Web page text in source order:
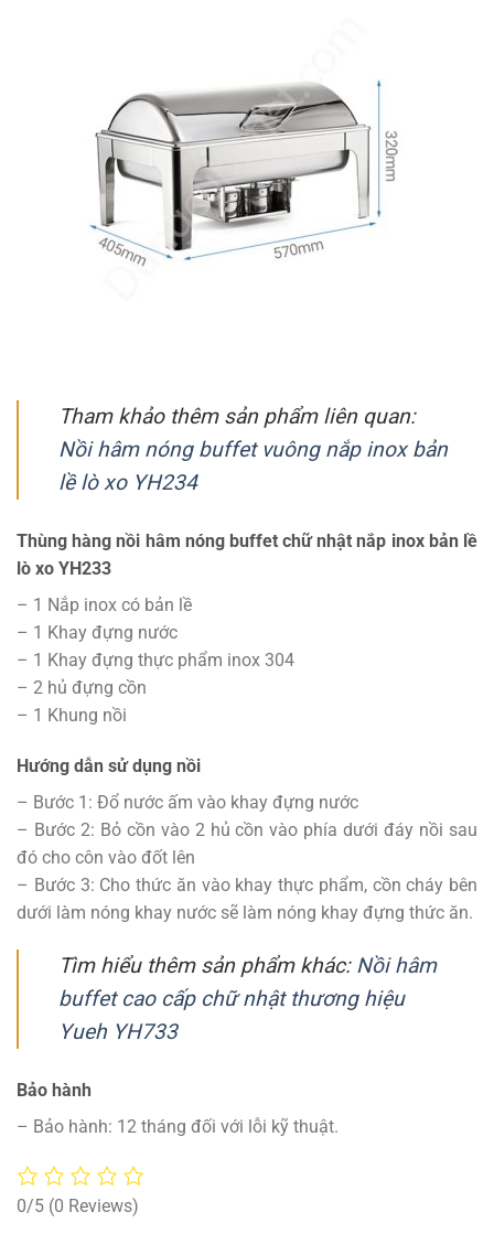
Tham khảo thêm sản phẩm liên quan:
Nồi hâm nóng buffet vuông nắp inox bản
lề lò xo YH234
Thùng hàng nồi hâm nóng buffet chữ nhật nắp inox bản lề
lò xo YH233
– 1 Nắp inox có bản lề
– 1 Khay đựng nước
– 1 Khay đựng thực phẩm inox 304
– 2 hủ đựng cồn
– 1 Khung nồi
Hướng dẫn sử dụng nồi
– Bước 1: Đổ nước ấm vào khay đựng nước
– Bước 2: Bỏ cồn vào 2 hủ cồn vào phía dưới đáy nồi sau
đó cho côn vào đốt lên
– Bước 3: Cho thức ăn vào khay thực phẩm, cồn cháy bên
dưới làm nóng khay nước sẽ làm nóng khay đựng thức ăn.
Tìm hiểu thêm sản phẩm khác: Nồi hâm
buffet cao cấp chữ nhật thương hiệu
Yueh YH733
Bảo hành
– Bảo hành: 12 tháng đối với lỗi kỹ thuật.
0/5 (0 Reviews)